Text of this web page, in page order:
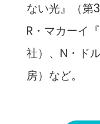
ない光』（第
R・マカーイ
社）、N・ド
房）など。